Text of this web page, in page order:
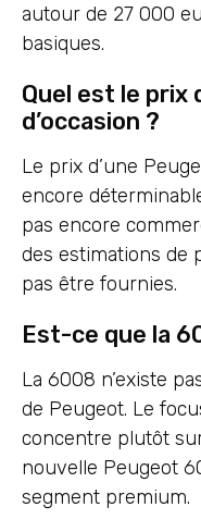
autour de 27 000
basiques.
Quel est le prix
d’occasion ?
Le prix d’une
encore
pas encore
des estimations de
pas être fournies.
Est-ce que la
La 6008 n’existe
de Peugeot. Le
concentre plutôt
nouvelle Peugeot
segment premium.